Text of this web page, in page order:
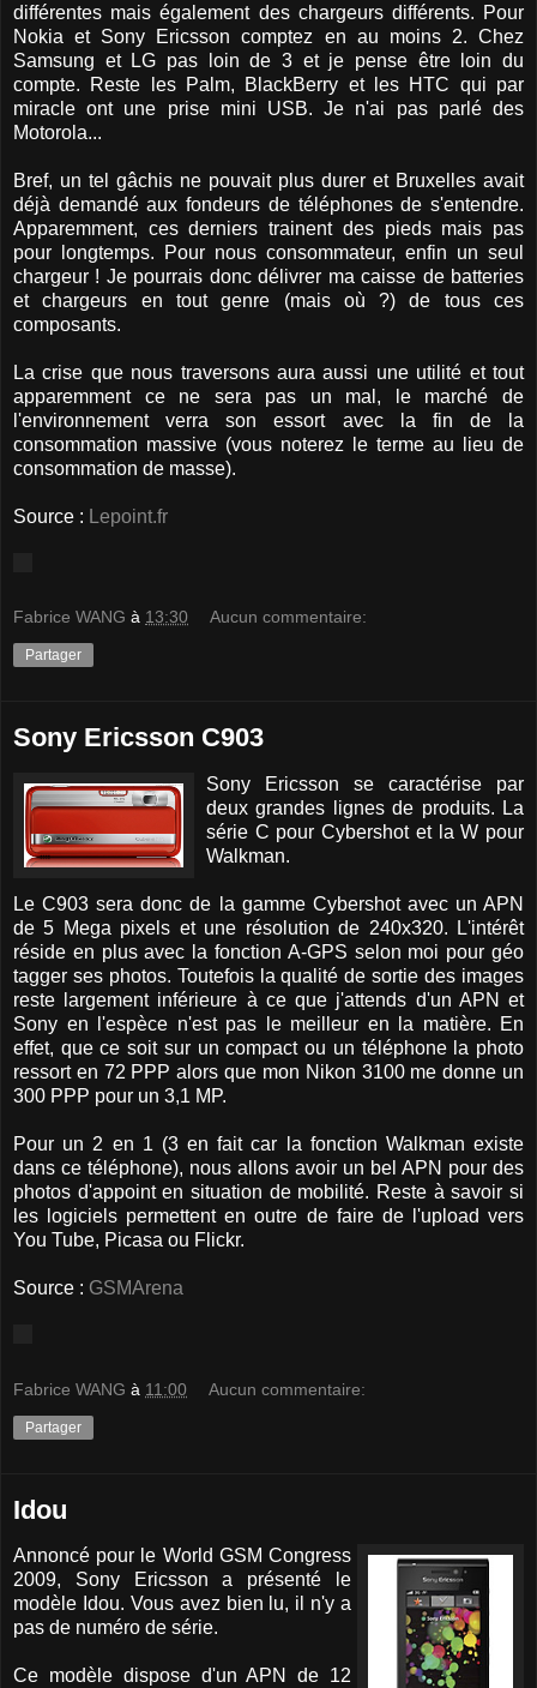
différentes mais également des chargeurs différents. Pour
Nokia et Sony Ericsson comptez en au moins 2. Chez
Samsung et LG pas loin de 3 et je pense être loin du
compte. Reste les Palm, BlackBerry et les HTC qui par
miracle ont une prise mini USB. Je n'ai pas parlé des
Motorola...
Bref, un tel gâchis ne pouvait plus durer et Bruxelles avait
déjà demandé aux fondeurs de téléphones de s'entendre.
Apparemment, ces derniers trainent des pieds mais pas
pour longtemps. Pour nous consommateur, enfin un seul
chargeur ! Je pourrais donc délivrer ma caisse de batteries
et chargeurs en tout genre (mais où ?) de tous ces
composants.
La crise que nous traversons aura aussi une utilité et tout
apparemment ce ne sera pas un mal, le marché de
l'environnement verra son essort avec la fin de la
consommation massive (vous noterez le terme au lieu de
consommation de masse).
Source : Lepoint.fr
Fabrice WANG à 13:30 Aucun commentaire:
Partager
Sony Ericsson C903
Sony Ericsson se caractérise par
deux grandes lignes de produits. La
série C pour Cybershot et la W pour
Walkman.
Le C903 sera donc de la gamme Cybershot avec un APN
de 5 Mega pixels et une résolution de 240x320. L'intérêt
réside en plus avec la fonction A-GPS selon moi pour géo
tagger ses photos. Toutefois la qualité de sortie des images
reste largement inférieure à ce que j'attends d'un APN et
Sony en l'espèce n'est pas le meilleur en la matière. En
effet, que ce soit sur un compact ou un téléphone la photo
ressort en 72 PPP alors que mon Nikon 3100 me donne un
300 PPP pour un 3,1 MP.
Pour un 2 en 1 (3 en fait car la fonction Walkman existe
dans ce téléphone), nous allons avoir un bel APN pour des
photos d'appoint en situation de mobilité. Reste à savoir si
les logiciels permettent en outre de faire de l'upload vers
You Tube, Picasa ou Flickr.
Source : GSMArena
Fabrice WANG à 11:00 Aucun commentaire:
Partager
Idou
Annoncé pour le World GSM Congress
2009, Sony Ericsson a présenté le
modèle Idou. Vous avez bien lu, il n'y a
pas de numéro de série.
Ce modèle dispose d'un APN de 12